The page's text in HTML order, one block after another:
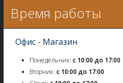
Время работы
Офис - Магазин
Понедельник: с 10:00 до 17:00
Вторник: с 10:00 до 17:00